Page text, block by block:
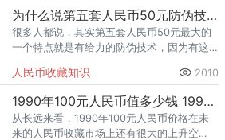
续。
为什么说第五套人民币50元防伪技术给力
很多人都说，其实第五套人民币50元最大的
一个特点就是有给力的防伪技术，因为有这
可能性也比较小，那么，它到底有哪些给力
的防伪技术呢？
人民币收藏知识 2010
1990年100元人民币值多少钱 1990年100元人民币升值潜力分析
从长远来看，1990年100元人民币价格在未
来的人民币收藏市场上还有很大的上升空